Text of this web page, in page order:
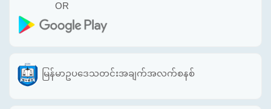
OR
မြန်မာဥပဒေသတင်းအချက်အလက်စနစ်